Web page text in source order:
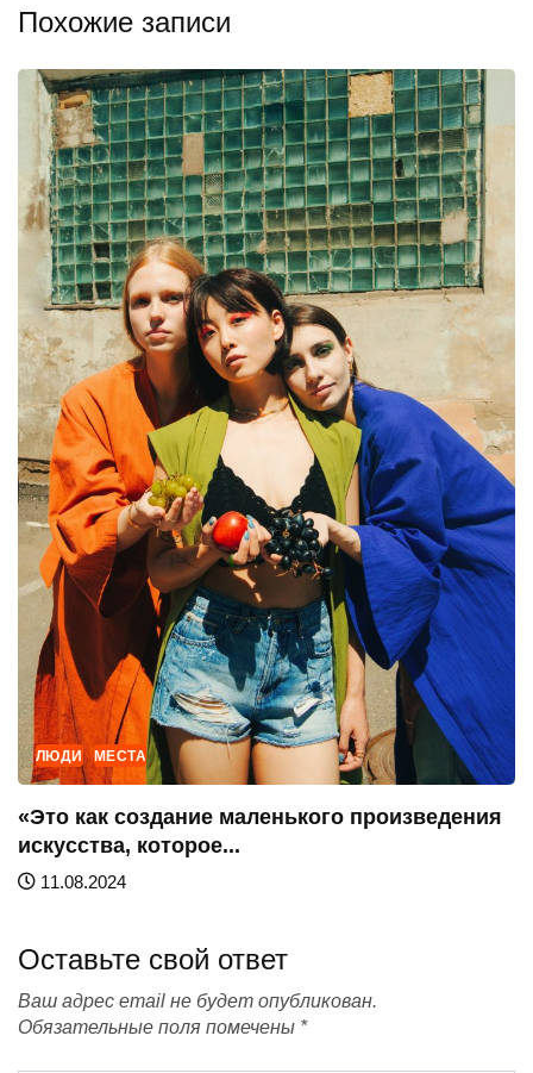
Похожие записи
ЛЮДИ МЕСТА
«Это как создание маленького произведения
искусства, которое...
11.08.2024
Оставьте свой ответ
Ваш адрес email не будет опубликован.
Обязательные поля помечены *